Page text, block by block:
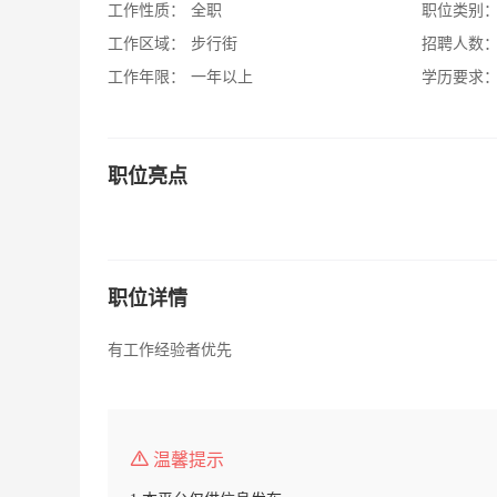
工作性质：
全职
工作区域：
步行街
工作年限：
一年以上
职位类别
招聘人数
学历要求
职位亮点
职位详情
有工作经验者优先
温馨提示